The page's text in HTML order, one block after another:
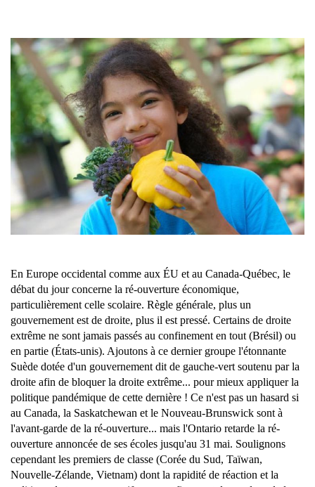
En Europe occidental comme aux ÉU et au Canada-Québec, le
débat du jour concerne la ré-ouverture économique,
particulièrement celle scolaire. Règle générale, plus un
gouvernement est de droite, plus il est pressé. Certains de droite
extrême ne sont jamais passés au confinement en tout (Brésil) ou
en partie (États-unis). Ajoutons à ce dernier groupe l'étonnante
Suède dotée d'un gouvernement dit de gauche-vert soutenu par la
droite afin de bloquer la droite extrême... pour mieux appliquer la
politique pandémique de cette dernière ! Ce n'est pas un hasard si
au Canada, la Saskatchewan et le Nouveau-Brunswick sont à
l'avant-garde de la ré-ouverture... mais l'Ontario retarde la ré-
ouverture annoncée de ses écoles jusqu'au 31 mai. Soulignons
cependant les premiers de classe (Corée du Sud, Taïwan,
Nouvelle-Zélande, Vietnam) dont la rapidité de réaction et la